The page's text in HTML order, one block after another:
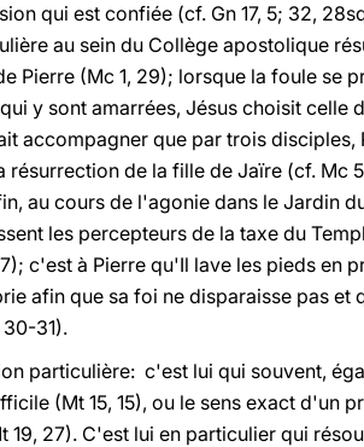
qui est confiée (cf. Gn 17, 5; 32,
au sein du Collège apostolique
Pierre (Mc 1, 29); lorsque la foule se
y sont amarrées, Jésus choisit celle
accompagner que par trois
de la fille de Jaïre (cf. Mc
au cours de l'agonie dans le Jardin
les percepteurs de la taxe du
c'est à Pierre qu'Il lave les pieds en
afin que sa foi ne disparaisse pas et
31).
particulière: c'est lui qui souvent,
(Mt 15, 15), ou le sens exact d'un
27). C'est lui en particulier qui